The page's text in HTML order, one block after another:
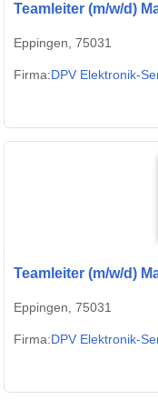
Teamleiter (m/w/d)
Eppingen, 75031
Firma:DPV Elektronik-
Teamleiter (m/w/d)
Eppingen, 75031
Firma:DPV Elektronik-